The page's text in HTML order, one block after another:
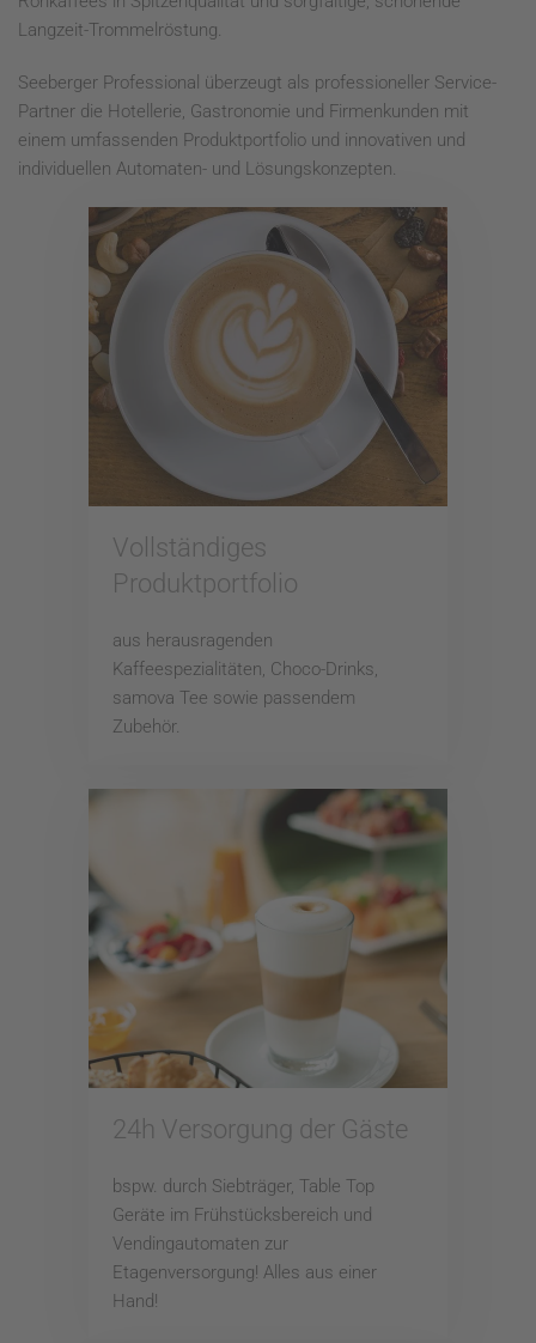
Langzeit-Trommelröstung.
Seeberger Professional überzeugt als professioneller Service-
Partner die Hotellerie, Gastronomie und Firmenkunden mit
einem umfassenden Produktportfolio und innovativen und
individuellen Automaten- und Lösungskonzepten.
Vollständiges
Produktportfolio
aus herausragenden
Kaffeespezialitäten, Choco-Drinks,
samova Tee sowie passendem
Zubehör.
24h Versorgung der Gäste
bspw. durch Siebträger, Table Top
Geräte im Frühstücksbereich und
Vendingautomaten zur
Etagenversorgung! Alles aus einer
Hand!